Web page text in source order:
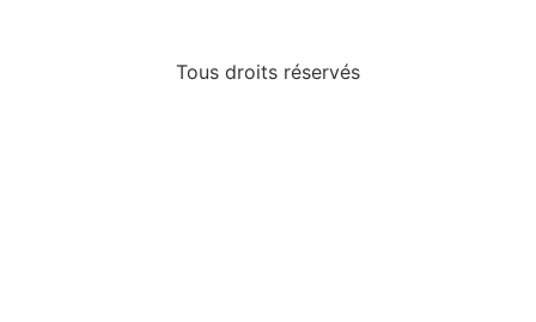
Tous droits réservés